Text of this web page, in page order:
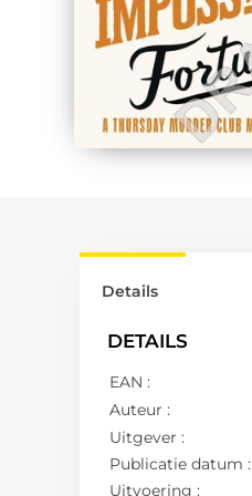
Details
DETAILS
EAN :
Auteur :
Uitgever :
Publicatie datum :
Uitvoering :